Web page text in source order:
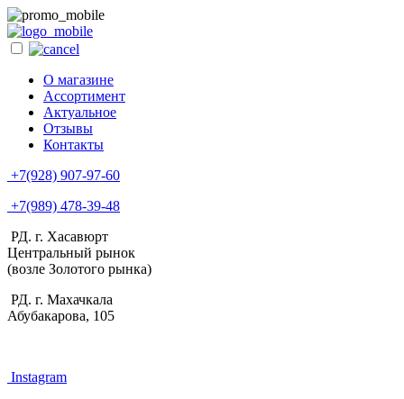
О магазине
Ассортимент
Актуальное
Отзывы
Контакты
+7(928) 907-97-60
+7(989) 478-39-48
РД. г. Хасавюрт
Центральный рынок
(возле Золотого рынка)
РД. г. Махачкала
Абубакарова, 105
Instagram